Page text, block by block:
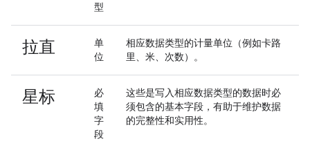
型
拉直
单
位
相应数据类型的计量单位（例如卡路
里、米、次数）。
星标
必
填
字
段
这些是写入相应数据类型的数据时必
须包含的基本字段，有助于维护数据
的完整性和实用性。